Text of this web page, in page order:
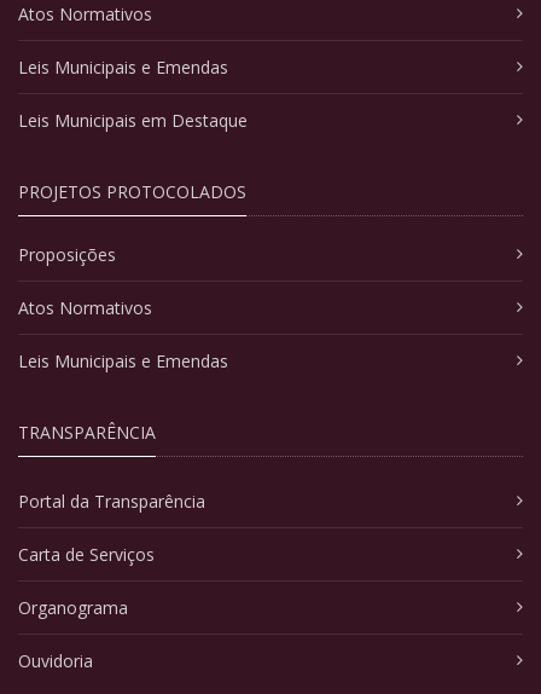
Atos Normativos
Leis Municipais e Emendas
Leis Municipais em Destaque
PROJETOS PROTOCOLADOS
Proposições
Atos Normativos
Leis Municipais e Emendas
TRANSPARÊNCIA
Portal da Transparência
Carta de Serviços
Organograma
Ouvidoria